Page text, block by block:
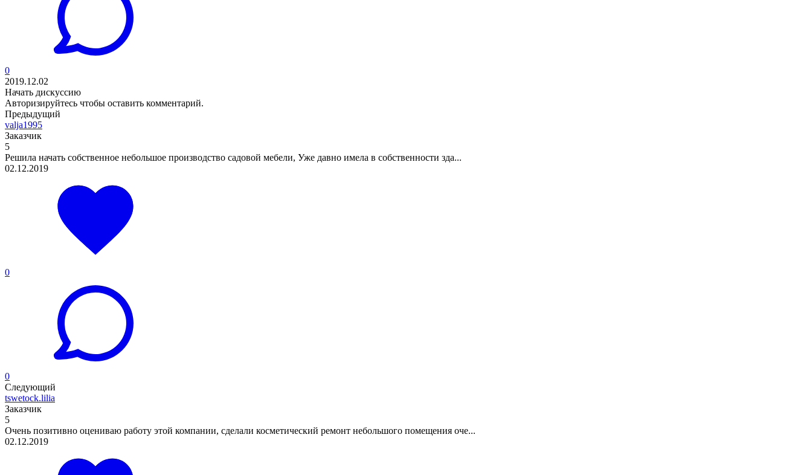
0
2019.12.02
Начать дискуссию
Авторизируйтесь чтобы оставить комментарий.
Предыдущий
valja1995
Заказчик
5
Решила начать собственное небольшое производство садовой мебели, Уже давно имела в собственности зда...
02.12.2019
0
0
Следующий
tswetock.lilia
Заказчик
5
Очень позитивно оцениваю работу этой компании, сделали косметический ремонт небольшого помещения оче...
02.12.2019